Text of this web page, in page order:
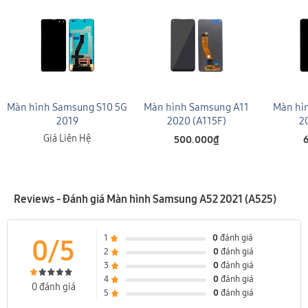
Màn hình Samsung S10 5G
2019
Giá Liên Hệ
Màn hình Samsung A11
2020 (A115F)
500.000₫
Màn
Reviews - Đánh giá Màn hình Samsung A52 2021 (A525)
0/5
0 đánh giá
1 0đánh giá
2
0đánh giá
3
0đánh giá
4
0đánh giá
5
0đánh giá